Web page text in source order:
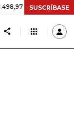
+$ 8.753,81 +2,19%
SUSCRÍBASE